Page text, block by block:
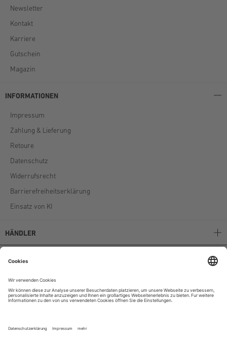
Newsletter
Kontakt
Karriere
Gutschein
Magazin
INFORMATIONEN
Impressum
Zahlung & Lieferung
Retoure
Datenschutz
Widerrufsrecht
Barrierefreiheitserklärung
Einsatz von KI
HÄNDLER
AGB
Unternehmen